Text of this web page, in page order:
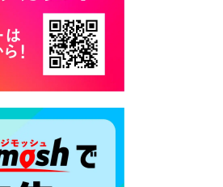
庁の案内
日 令和８年度
化パスポート事
21日 卜仙の郷 お
業時間のお知らせ
17日 バス経路検索
内